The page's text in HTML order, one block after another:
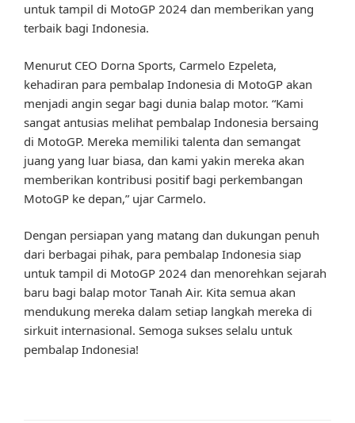
untuk tampil di MotoGP 2024 dan memberikan yang
terbaik bagi Indonesia.
Menurut CEO Dorna Sports, Carmelo Ezpeleta,
kehadiran para pembalap Indonesia di MotoGP akan
menjadi angin segar bagi dunia balap motor. “Kami
sangat antusias melihat pembalap Indonesia bersaing
di MotoGP. Mereka memiliki talenta dan semangat
juang yang luar biasa, dan kami yakin mereka akan
memberikan kontribusi positif bagi perkembangan
MotoGP ke depan,” ujar Carmelo.
Dengan persiapan yang matang dan dukungan penuh
dari berbagai pihak, para pembalap Indonesia siap
untuk tampil di MotoGP 2024 dan menorehkan sejarah
baru bagi balap motor Tanah Air. Kita semua akan
mendukung mereka dalam setiap langkah mereka di
sirkuit internasional. Semoga sukses selalu untuk
pembalap Indonesia!